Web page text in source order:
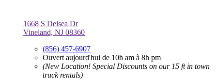
1668 S Delsea Dr
Vineland, NJ 08360
(856) 457-6907
Ouvert aujourd'hui de 10h am à 8h pm
(New Location! Special Discounts on our 15 ft in town
truck rentals)